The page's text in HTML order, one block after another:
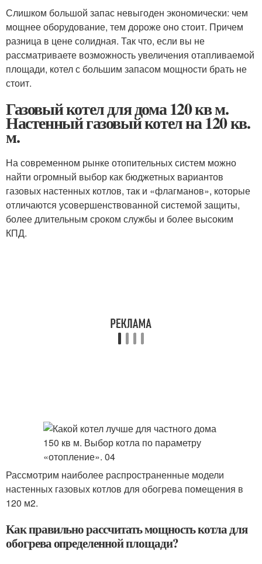
Слишком большой запас невыгоден экономически: чем
мощнее оборудование, тем дороже оно стоит. Причем
разница в цене солидная. Так что, если вы не
рассматриваете возможность увеличения отапливаемой
площади, котел с большим запасом мощности брать не
стоит.
Газовый котел для дома 120 кв м.
Настенный газовый котел на 120 кв.
м.
На современном рынке отопительных систем можно
найти огромный выбор как бюджетных вариантов
газовых настенных котлов, так и «флагманов», которые
отличаются усовершенствованной системой защиты,
более длительным сроком службы и более высоким
КПД.
Рассмотрим наиболее распространенные модели
настенных газовых котлов для обогрева помещения в
120 м2.
Как правильно рассчитать мощность котла для
обогрева определенной площади?